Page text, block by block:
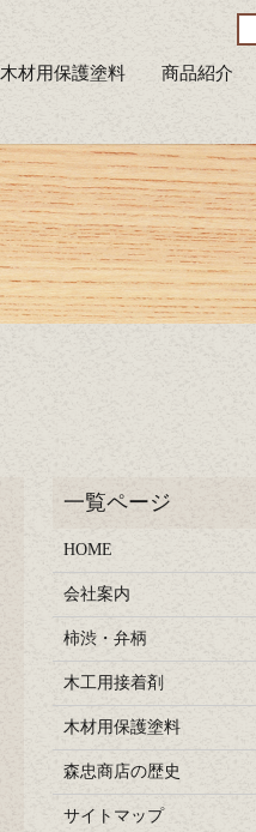
木材用保護塗料 商品紹介
HOME
会社案内
柿渋・弁柄
木工用接着剤
木材用保護塗料
森忠商店の歴史
サイトマップ